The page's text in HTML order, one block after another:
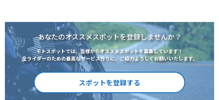
あなたのオススメスポットを登録しませんか？
モトスポットでは、皆様からオススメスポットを募集しています！
全ライダーのための最高なサービス作りに、ご協力よろしくお願いいたします。
スポットを登録する